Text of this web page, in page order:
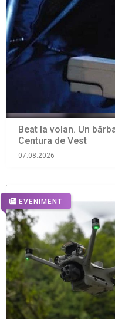
Beat la volan. Un
Centura de Vest
07.08.2026
EVENIMENT